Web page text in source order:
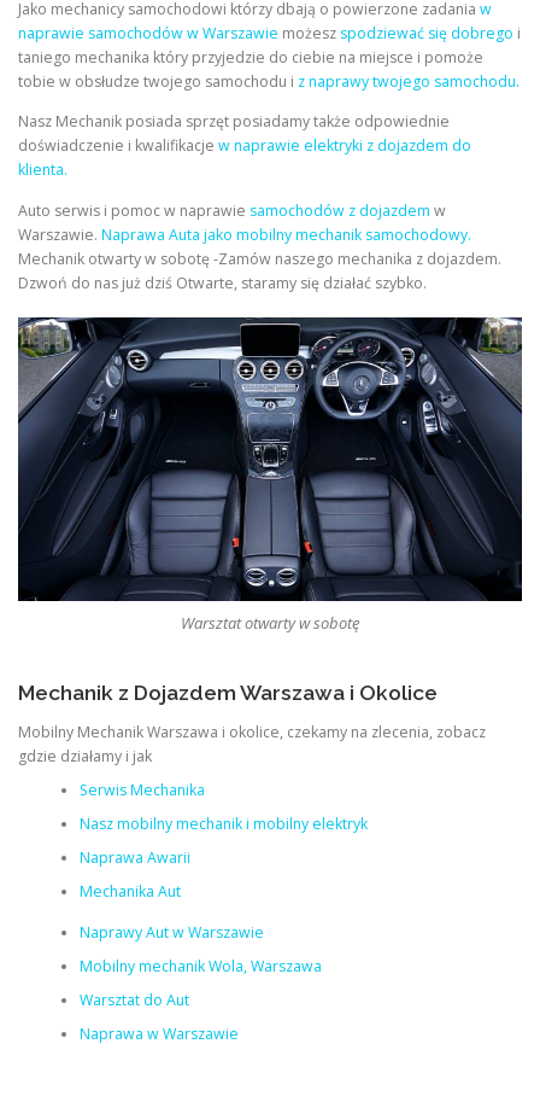
Jako mechanicy samochodowi którzy dbają o powierzone zadania w
naprawie samochodów w Warszawie możesz spodziewać się dobrego i
taniego mechanika który przyjedzie do ciebie na miejsce i pomoże
tobie w obsłudze twojego samochodu i z naprawy twojego samochodu.
Nasz Mechanik posiada sprzęt posiadamy także odpowiednie
doświadczenie i kwalifikacje w naprawie elektryki z dojazdem do
klienta.
Auto serwis i pomoc w naprawie samochodów z dojazdem w
Warszawie. Naprawa Auta jako mobilny mechanik samochodowy.
Mechanik otwarty w sobotę -Zamów naszego mechanika z dojazdem.
Dzwoń do nas już dziś Otwarte, staramy się działać szybko.
Warsztat otwarty w sobotę
Mechanik z Dojazdem Warszawa i Okolice
Mobilny Mechanik Warszawa i okolice, czekamy na zlecenia, zobacz
gdzie działamy i jak
Serwis Mechanika
Nasz mobilny mechanik i mobilny elektryk
Naprawa Awarii
Mechanika Aut
Naprawy Aut w Warszawie
Mobilny mechanik Wola, Warszawa
Warsztat do Aut
Naprawa w Warszawie